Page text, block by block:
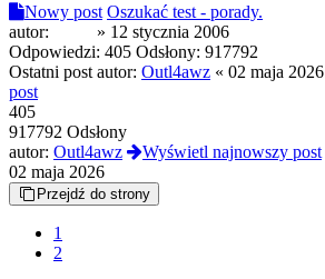
Nowy post Oszukać test - porady.
autor:
» 12 stycznia 2006
Odpowiedzi: 405 Odsłony: 917792
Ostatni post autor: Outl4awz « 02 maja 2026
post
405
917792 Odsłony
autor: Outl4awz
Wyświetl najnowszy post
02 maja 2026
Przejdź do strony
1
2